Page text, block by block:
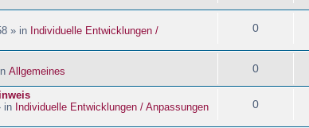
» in Individuelle Entwicklungen /
0
Allgemeines 0
in Individuelle Entwicklungen / Anpassungen
0